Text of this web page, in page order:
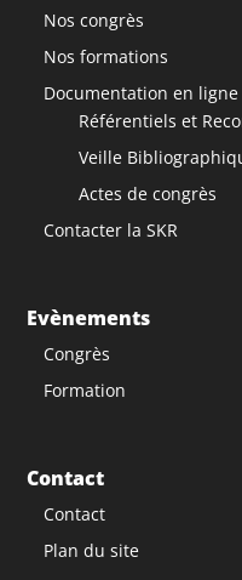
Nos congrès
Nos formations
Documentation en ligne
Référentiels et
Veille
Actes de congrès
Contacter la SKR
Evènements
Congrès
Formation
Contact
Contact
Plan du site